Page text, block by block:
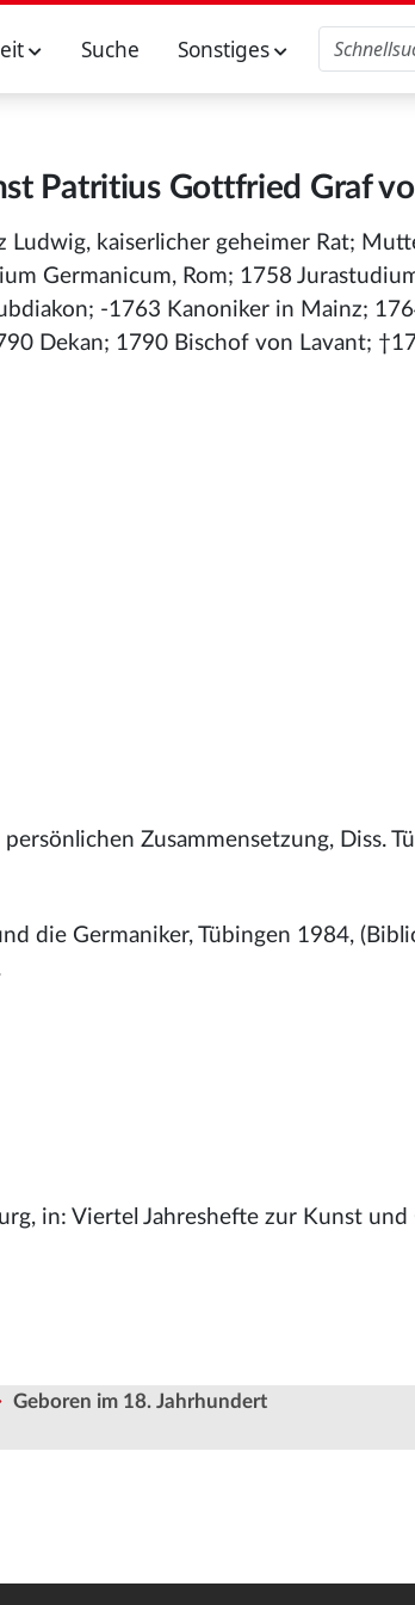
Suche Sonstiges
Patritius Gottfried Graf
Ludwig, kaiserlicher geheimer Rat;
Germanicum, Rom; 1758
-1763 Kanoniker in Mainz;
Dekan; 1790 Bischof von Lavant;
Zusammensetzung, Diss.
die Germaniker, Tübingen 1984,
in: Viertel Jahreshefte zur Kunst und
Geboren im 18. Jahrhundert